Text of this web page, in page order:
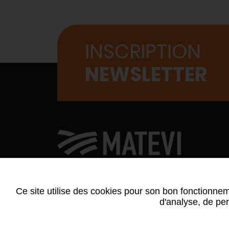
Ce site utilise des cookies pour son bon
d'analyse, de
INSCRIPTION
NEWSLETTER
Contactez-nous